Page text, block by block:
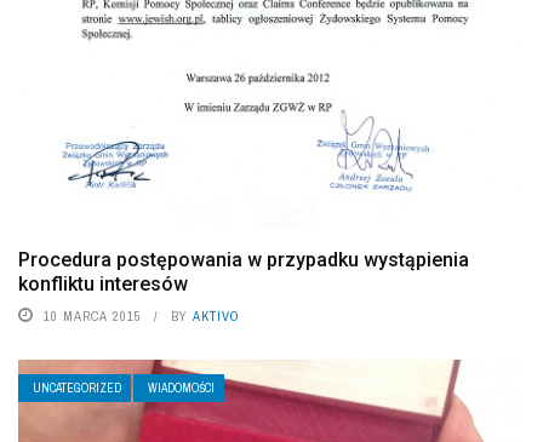
Procedura postępowania w przypadku wystąpienia
konfliktu interesów
10 MARCA 2015 BY AKTIVO
UNCATEGORIZED WIADOMOŚCI